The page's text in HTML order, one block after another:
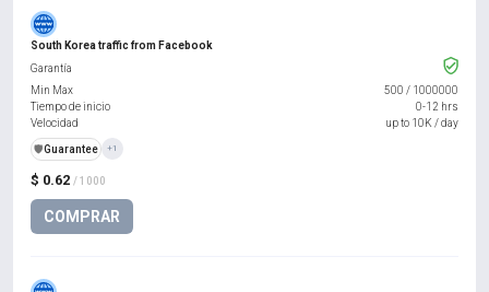
South Korea traffic from Facebook
$ 0.62 / 1000
COMPRAR
Garantía
Min Max
500 / 1000000
Tiempo de inicio
0-12 hrs
Velocidad
up to 10K / day
️🛡️Guarantee +1